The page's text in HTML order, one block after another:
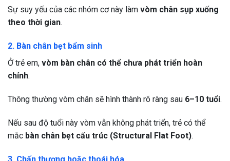
Sự suy yếu của các nhóm cơ này làm vòm chân sụp xuống
theo thời gian.
2. Bàn chân bẹt bẩm sinh
Ở trẻ em, vòm bàn chân có thể chưa phát triển hoàn
chỉnh.
Thông thường vòm chân sẽ hình thành rõ ràng sau 6–10 tuổi.
Nếu sau độ tuổi này vòm vẫn không phát triển, trẻ có thể
mắc bàn chân bẹt cấu trúc (Structural Flat Foot).
3. Chấn thương hoặc thoái hóa